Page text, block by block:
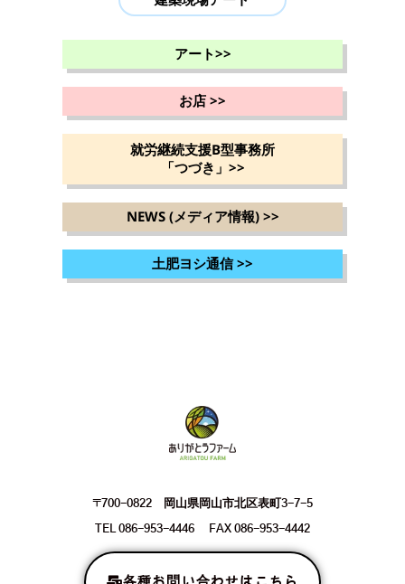
アート>>
お店>>
就労継続支援B型事務所
「つづき」 >>
NEWS (メディア情報)>>
土肥ヨシ通信>>
〒700-0822 岡山県岡山市北区表町3-7-5
TEL 086-953-4446 FAX 086-953-4442